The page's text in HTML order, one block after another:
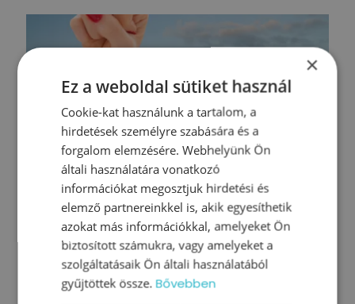
A nyár hősei: a középvezetők
Tartja a frontot, helyettesít, és közben nem
×
Ez a weboldal sütiket használ
Cookie-kat használunk a tartalom, a
hirdetések személyre szabására és a
forgalom elemzésére. Webhelyünk Ön
általi használatára vonatkozó
információkat megosztjuk hirdetési és
elemző partnereinkkel is, akik egyesíthetik
azokat más információkkal, amelyeket Ön
biztosított számukra, vagy amelyeket a
szolgáltatásaik Ön általi használatából
gyűjtöttek össze.Bővebben